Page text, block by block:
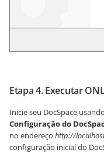
Etapa 4. Executar
Inicie seu DocSpace
Configuração do
no endereço http://
configuração inicial do